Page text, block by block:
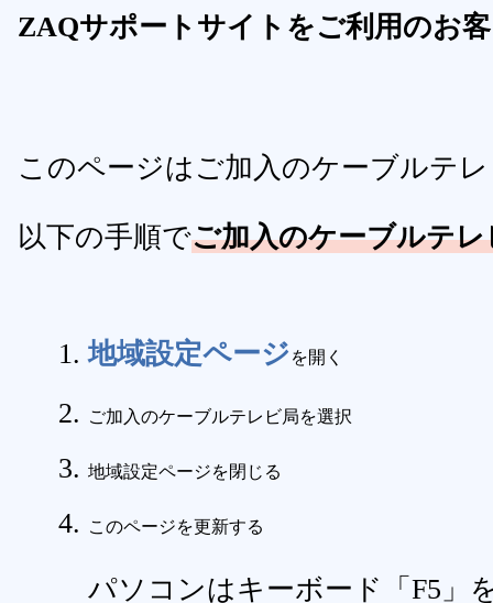
ZAQサポートサイトをご利用のお
このページはご加入のケーブルテ
以下の手順でご加入のケーブルテ
地域設定ページ を開く
ご加入のケーブルテレビ局を選択
地域設定ページを閉じる
このページを更新する
パソコンはキーボード「F5」